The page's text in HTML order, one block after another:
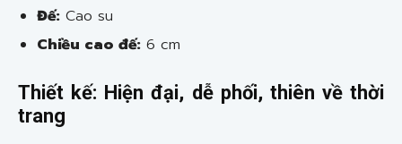
Đế: Cao su
Chiều cao đế: 6 cm
Thiết kế: Hiện đại, dễ phối, thiên về thời
trang